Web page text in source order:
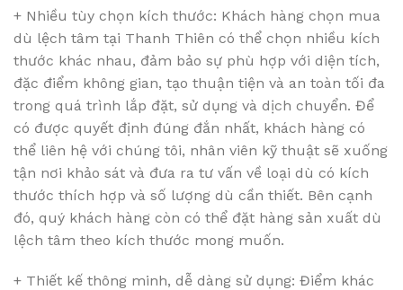
+ Nhiều tùy chọn kích thước: Khách hàng chọn mua
dù lệch tâm tại Thanh Thiên có thể chọn nhiều kích
thước khác nhau, đảm bảo sự phù hợp với diện tích,
đặc điểm không gian, tạo thuận tiện và an toàn tối đa
trong quá trình lắp đặt, sử dụng và dịch chuyển. Để
có được quyết định đúng đắn nhất, khách hàng có
thể liên hệ với chúng tôi, nhân viên kỹ thuật sẽ xuống
tận nơi khảo sát và đưa ra tư vấn về loại dù có kích
thước thích hợp và số lượng dù cần thiết. Bên cạnh
đó, quý khách hàng còn có thể đặt hàng sản xuất dù
lệch tâm theo kích thước mong muốn.
+ Thiết kế thông minh, dễ dàng sử dụng: Điểm khác